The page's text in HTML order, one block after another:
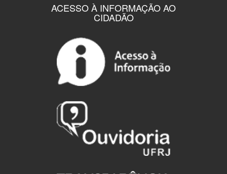
ACESSO À INFORMAÇÃO AO
CIDADÃO